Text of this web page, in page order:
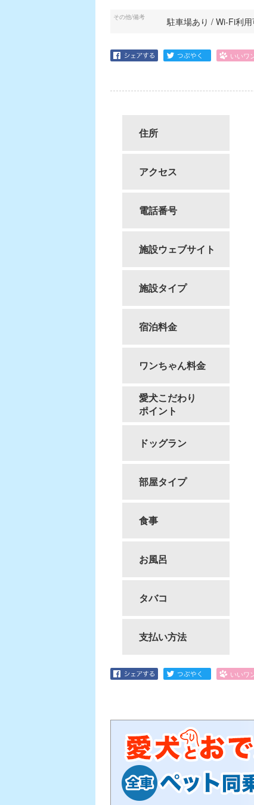
その他/備考 駐車場あり / Wi-Fi利
住所
アクセス
電話番号
施設ウェブサイト
施設タイプ
宿泊料金
ワンちゃん料金
愛犬こだわり
ポイント
ドッグラン
部屋タイプ
食事
お風呂
タバコ
支払い方法